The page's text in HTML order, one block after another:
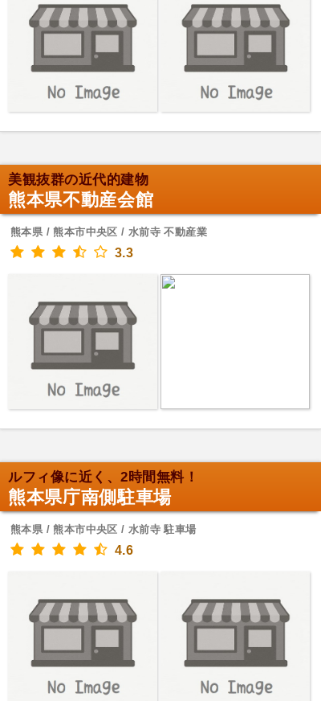
美観抜群の近代的建物
熊本県不動産会館
熊本県 / 熊本市中央区 / 水前寺 不動産業
3.3
ルフィ像に近く、2時間無料！
熊本県庁南側駐車場
熊本県 / 熊本市中央区 / 水前寺 駐車場
4.6